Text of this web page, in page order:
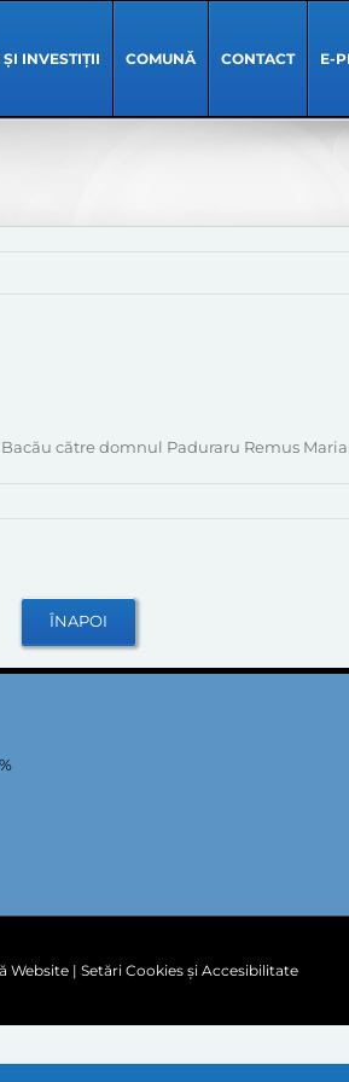
ȘI INVESTIȚII COMUNĂ CONTACT E-
către domnul Paduraru Remus
Website| Setări Cookies și Accesibilitate